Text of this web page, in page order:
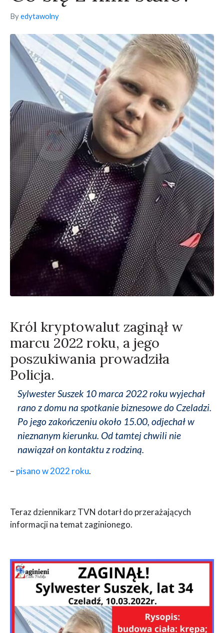
Byedytawolny
Król kryptowalut zaginął w
marcu 2022 roku, a jego
poszukiwania prowadziła
Policja.
Sylwester Suszek 10 marca 2022 roku wyjechał
rano z domu na spotkanie biznesowe do Czeladzi.
Po jego zakończeniu około 15.00, odjechał w
nieznanym kierunku. Od tamtej chwili nie
nawiązał on kontaktu z rodziną.
– pisano w 2022 roku.
Teraz dziennikarz TVN dotarł do przerażających
informacji na temat zaginionego.